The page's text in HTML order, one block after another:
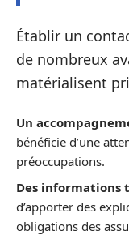
Établir un
de nombreux
matérialisent
Un
bénéficie d’une
préoccupations.
Des informations
d’apporter des
obligations des